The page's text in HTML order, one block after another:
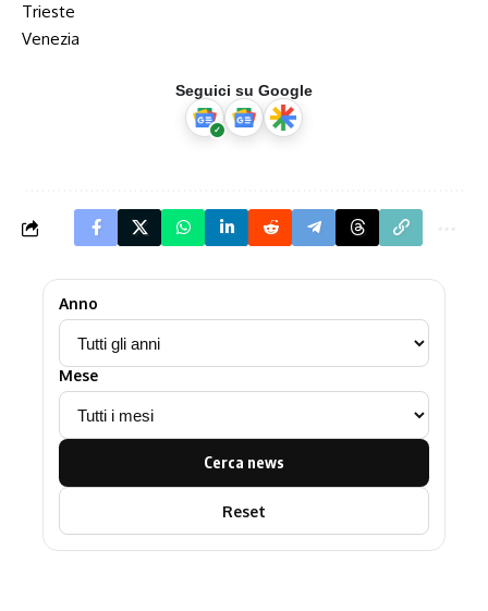
Trieste
Venezia
Seguici su Google
Anno
Mese
Cerca news
Reset